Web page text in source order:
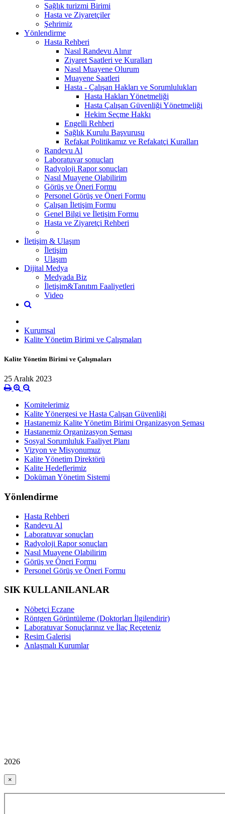
Sağlık turizmi Birimi
Hasta ve Ziyaretçiler
Şehrimiz
Yönlendirme
Hasta Rehberi
Nasıl Randevu Alınır
Ziyaret Saatleri ve Kuralları
Nasıl Muayene Olurum
Muayene Saatleri
Hasta - Çalışan Hakları ve Sorumlulukları
Hasta Hakları Yönetmeliği
Hasta Çalışan Güvenliği Yönetmeliği
Hekim Seçme Hakkı
Engelli Rehberi
Sağlık Kurulu Başvurusu
Refakat Politikamız ve Refakatçi Kuralları
Randevu Al
Laboratuvar sonuçları
Radyoloji Rapor sonuçları
Nasıl Muayene Olabilirim
Görüş ve Öneri Formu
Personel Görüş ve Öneri Formu
Çalışan İletişim Formu
Genel Bilgi ve İletişim Formu
Hasta ve Ziyaretçi Rehberi
İletişim & Ulaşım
İletişim
Ulaşım
Dijital Medya
Medyada Biz
İletişim&Tanıtım Faaliyetleri
Video
Kurumsal
Kalite Yönetim Birimi ve Çalışmaları
Kalite Yönetim Birimi ve Çalışmaları
25 Aralık 2023
Komitelerimiz
Kalite Yönergesi ve Hasta Çalışan Güvenliği
Hastanemiz Kalite Yönetim Birimi Organizasyon Şeması
Hastanemiz Organizasyon Şeması
Sosyal Sorumluluk Faaliyet Planı
Vizyon ve Misyonumuz
Kalite Yönetim Direktörü
Kalite Hedeflerimiz
Doküman Yönetim Sistemi
Yönlendirme
Hasta Rehberi
Randevu Al
Laboratuvar sonuçları
Radyoloji Rapor sonuçları
Nasıl Muayene Olabilirim
Görüş ve Öneri Formu
Personel Görüş ve Öneri Formu
SIK KULLANILANLAR
Nöbetçi Eczane
Röntgen Görüntüleme (Doktorları İlgilendirir)
Laboratuvar Sonuçlarınız ve İlaç Reçeteniz
Resim Galerisi
Anlaşmalı Kurumlar
2026
×